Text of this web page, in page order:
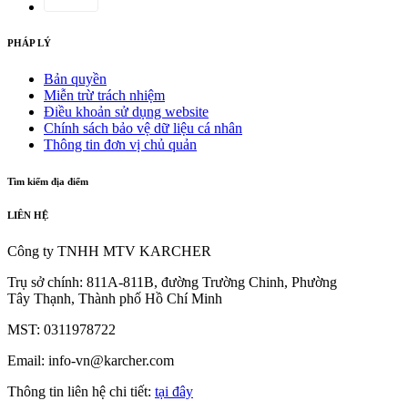
PHÁP LÝ
Bản quyền
Miễn trừ trách nhiệm
Điều khoản sử dụng website
Chính sách bảo vệ dữ liệu cá nhân
Thông tin đơn vị chủ quản
Tìm kiếm địa điểm
LIÊN HỆ
Công ty TNHH MTV KARCHER
Trụ sở chính: 811A-811B, đường Trường Chinh, Phường
Tây Thạnh, Thành phố Hồ Chí Minh
MST: 0311978722
Email: info-vn@karcher.com
Thông tin liên hệ chi tiết: tại đây